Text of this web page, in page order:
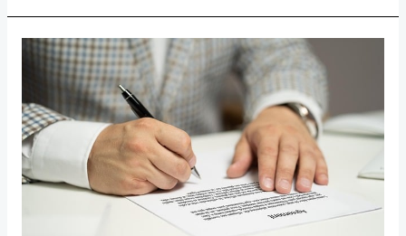
Umowa
pożyczki
gotówkowej
Profi
Credit
a